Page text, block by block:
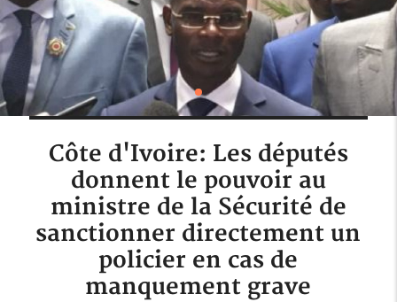
Côte d'Ivoire: Les députés
donnent le pouvoir au
ministre de la Sécurité de
sanctionner directement un
policier en cas de
manquement grave